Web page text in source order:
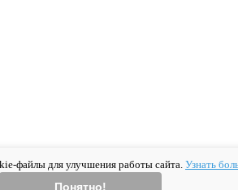
файлы для улучшения работы сайта. Узнать
Понятно!